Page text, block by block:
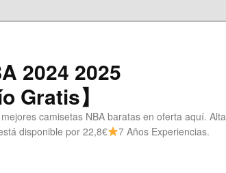
2024 2025
Gratis】
camisetas NBA baratas en oferta aquí. Alta
disponible por 22,8€
7 Años Experiencias.